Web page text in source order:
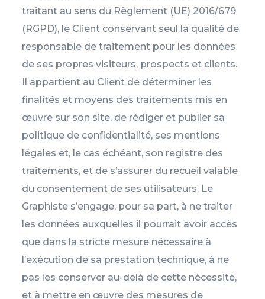
traitant au sens du Règlement (UE) 2016/679
(RGPD), le Client conservant seul la qualité de
responsable de traitement pour les données
de ses propres visiteurs, prospects et clients.
Il appartient au Client de déterminer les
finalités et moyens des traitements mis en
œuvre sur son site, de rédiger et publier sa
politique de confidentialité, ses mentions
légales et, le cas échéant, son registre des
traitements, et de s’assurer du recueil valable
du consentement de ses utilisateurs. Le
Graphiste s’engage, pour sa part, à ne traiter
les données auxquelles il pourrait avoir accès
que dans la stricte mesure nécessaire à
l’exécution de sa prestation technique, à ne
pas les conserver au-delà de cette nécessité,
et à mettre en œuvre des mesures de